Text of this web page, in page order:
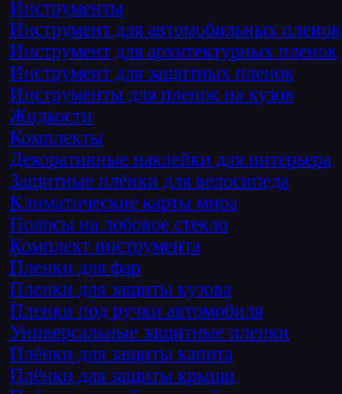
Инструменты
Инструмент для автомобильных пленок
Инструмент для архитектурных пленок
Инструмент для защитных пленок
Инструменты для пленок на кузов
Жидкости
Комплекты
Декоративные наклейки для интерьера
Защитные плёнки для велосипеда
Климатические карты мира
Полосы на лобовое стекло
Комплект инструмента
Пленки для фар
Пленки для защиты кузова
Пленки под ручки автомобиля
Универсальные защитные пленки
Плёнки для защиты капота
Плёнки для защиты крыши